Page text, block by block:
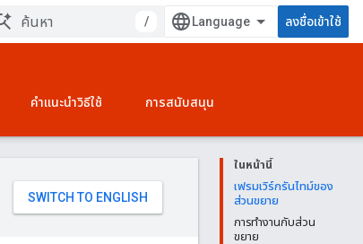
/ ลงชื่อเข้าใช้
คำแนะนำวิธีใช้ การสนับสนุน
ในหน้านี้
เฟรมเวิร์กรันไทม์ของ
ส่วนขยาย
การทำงานกับส่วน
ขยาย